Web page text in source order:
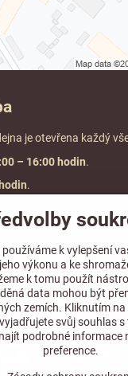
je otevřena každý
– 16:00 hodin.
.
Kč vč. DPH.
přepravu.
k vylepšení
výkonu a ke
k tomu použít
data mohou být
zemích. Kliknutím
svůj souhlas
podrobné informace
preference.